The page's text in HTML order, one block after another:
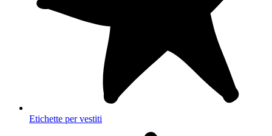
Etichette per vestiti